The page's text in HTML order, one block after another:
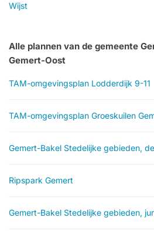
Wijst
Alle plannen van de gemeente
Gemert-Oost
TAM-omgevingsplan Lodderdijk 9-11
TAM-omgevingsplan Groeskuilen
Gemert-Bakel Stedelijke gebieden,
Ripspark Gemert
Gemert-Bakel Stedelijke gebieden,